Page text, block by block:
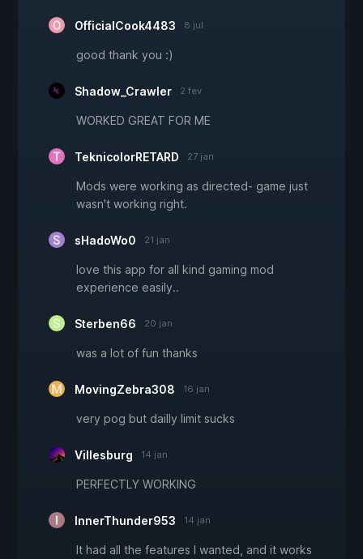
OfficialCook4483 8 jul
good thank you :)
Shadow_Crawler 2 fev
WORKED GREAT FOR ME
TeknicolorRETARD 27 jan
Mods were working as directed- game just
wasn't working right.
sHadoWo0 21 jan
love this app for all kind gaming mod
experience easily..
Sterben66 20 jan
was a lot of fun thanks
MovingZebra308 16 jan
very pog but dailly limit sucks
Villesburg 14 jan
PERFECTLY WORKING
InnerThunder953 14 jan
It had all the features I wanted, and it works